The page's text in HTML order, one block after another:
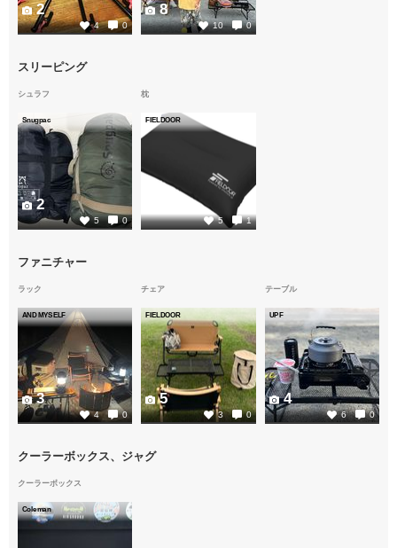
4 0
2
10 0
8
スリーピング
シュラフ
Snugpac
5 0
2
枕
FIELDOOR
5 1
ファニチャー
ラック
AND MYSELF
4 0
3
チェア
FIELDOOR
3 0
5
テーブル
UPF
6 0
4
クーラーボックス、ジャグ
クーラーボックス
Coleman